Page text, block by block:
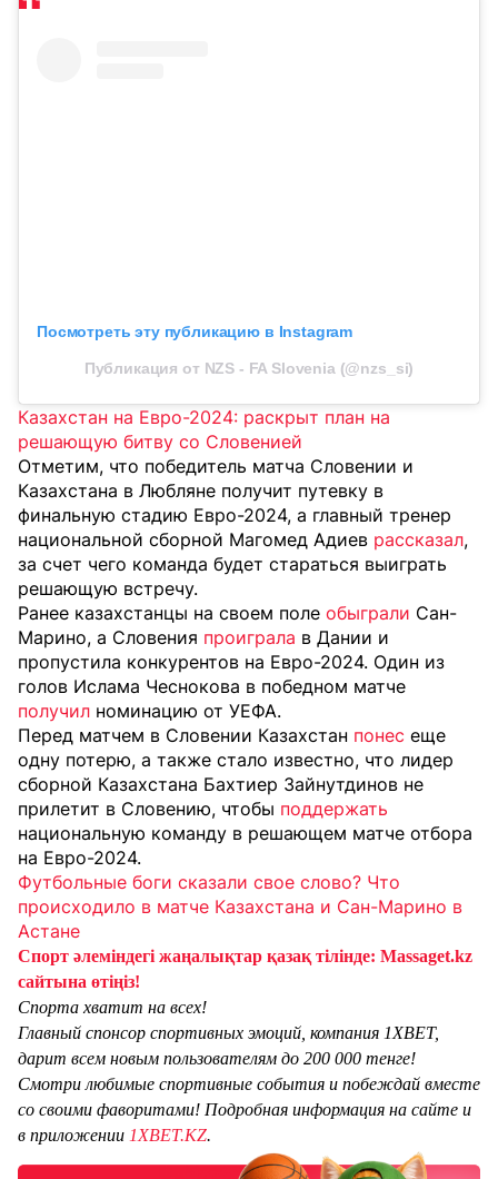
Посмотреть эту публикацию в Instagram
Публикация от NZS - FA Slovenia (@nzs_si)
Казахстан на Евро-2024: раскрыт план на
решающую битву со Словенией
Отметим, что победитель матча Словении и
Казахстана в Любляне получит путевку в
финальную стадию Евро-2024, а главный тренер
национальной сборной Магомед Адиев рассказал,
за счет чего команда будет стараться выиграть
решающую встречу.
Ранее казахстанцы на своем поле обыграли Сан-
Марино, а Словения проиграла в Дании и
пропустила конкурентов на Евро-2024. Один из
голов Ислама Чеснокова в победном матче
получил номинацию от УЕФА.
Перед матчем в Словении Казахстан понес еще
одну потерю, а также стало известно, что лидер
сборной Казахстана Бахтиер Зайнутдинов не
прилетит в Словению, чтобы поддержать
национальную команду в решающем матче отбора
на Евро-2024.
Футбольные боги сказали свое слово? Что
происходило в матче Казахстана и Сан-Марино в
Астане
Спорт әлеміндегі жаңалықтар қазақ тілінде: Massaget.kz
сайтына өтіңіз!
Спорта хватит на всех!
Главный спонсор спортивных эмоций, компания 1XBET,
дарит всем новым пользователям до 200 000 тенге!
Смотри любимые спортивные события и побеждай вместе
со своими фаворитами! Подробная информация на сайте и
в приложении 1XBET.KZ.